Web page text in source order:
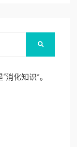
消化知识”。